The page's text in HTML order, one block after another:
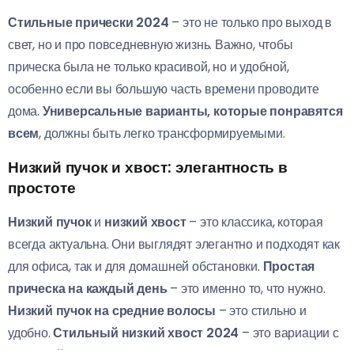
Стильные прически 2024 – это не только про выход в
свет, но и про повседневную жизнь. Важно, чтобы
прическа была не только красивой, но и удобной,
особенно если вы большую часть времени проводите
дома. Универсальные варианты, которые понравятся
всем, должны быть легко трансформируемыми.
Низкий пучок и хвост: элегантность в
простоте
Низкий пучоки низкий хвост– это классика, которая
всегда актуальна. Они выглядят элегантно и подходят как
для офиса, так и для домашней обстановки. Простая
прическа на каждый день – это именно то, что нужно.
Низкий пучок на средние волосы – это стильно и
удобно.Стильный низкий хвост 2024 – это вариации с